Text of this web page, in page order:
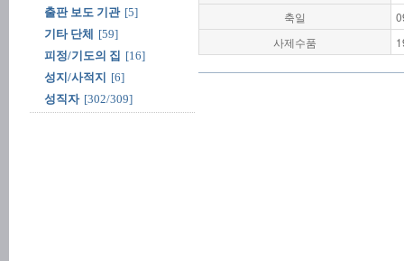
출판 보도 기관 [5]
기타 단체
[59]
피정/기도의 집 [16]
성지/사적지
[6]
성직자 [302/309]
축일
사제수품